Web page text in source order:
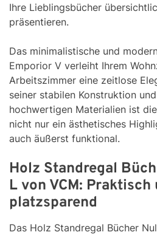
Ihre Lieblingsbücher
präsentieren.
Das minimalistische und
Emporior V verleiht Ihrem
Arbeitszimmer eine zeitlose
seiner stabilen Konstruktion und
hochwertigen Materialien ist
nicht nur ein ästhetisches
auch äußerst funktional.
Holz Standregal
L von VCM: Praktisch
platzsparend
Das Holz Standregal Bücher